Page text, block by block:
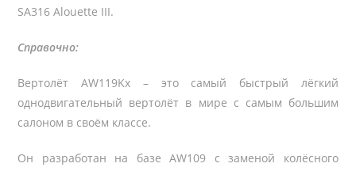
SA316 Alouette III.
Справочно:
Вертолёт AW119Kx – это самый быстрый лёгкий
однодвигательный вертолёт в мире с самым большим
салоном в своём классе.
Он разработан на базе AW109 с заменой колёсного